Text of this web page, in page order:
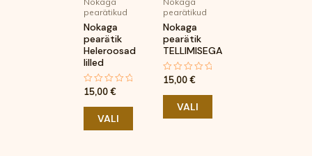
pearätikud
Nokaga
pearätik
Heleroosad
lilled
Hinnanguga
/
15,00€
VALI
Valikuid
tootelehel.
pearätikud
Nokaga
pearätik
TELLIMISEGA
Hinnanguga
/
15,00€
VALI
tootelehel.